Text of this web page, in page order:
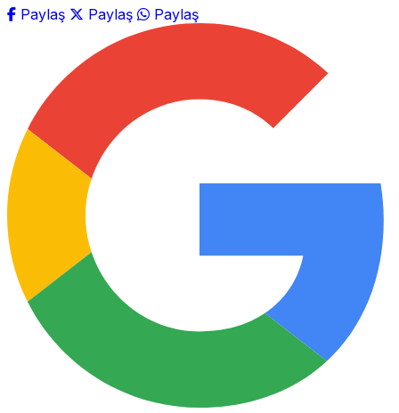
Paylaş
Paylaş Paylaş